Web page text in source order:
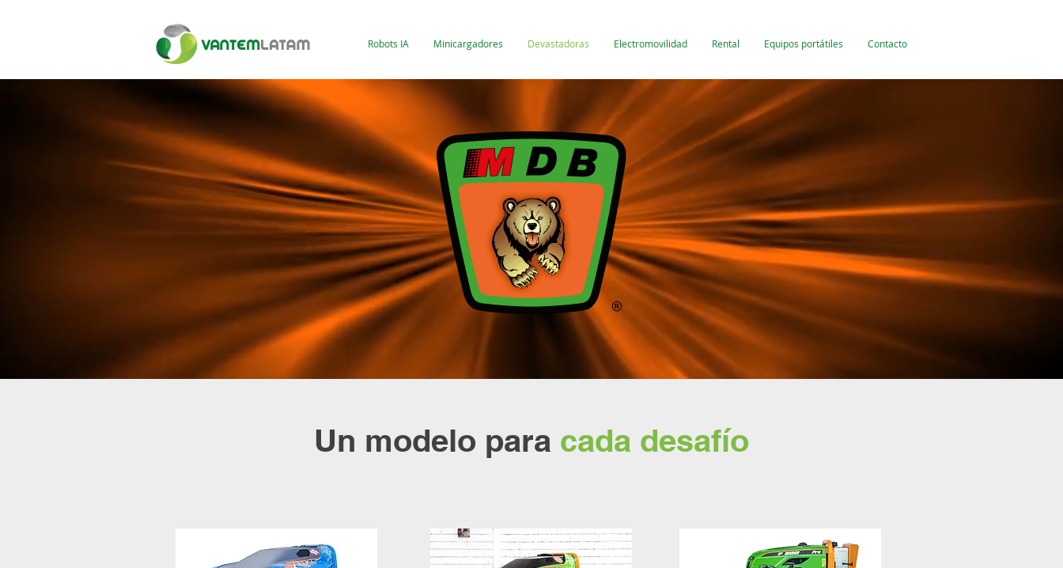
Robots IA Minicargadores Devastadoras Electromovilidad Rental Equipos portátiles Contacto
Un modelo para cada desafío